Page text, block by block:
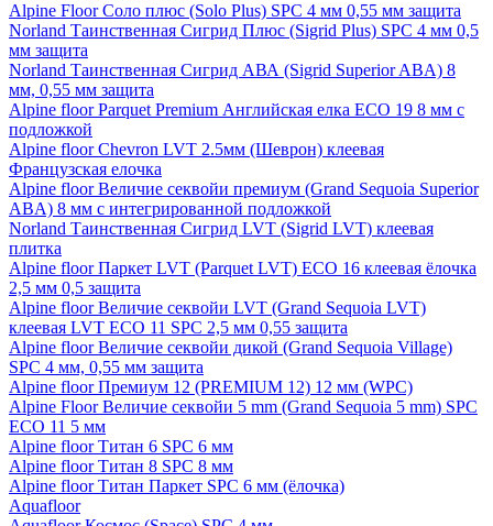
Alpine Floor Соло плюс (Solo Plus) SPC 4 мм 0,55 мм защита
Norland Таинственная Сигрид Плюс (Sigrid Plus) SPC 4 мм 0,5
мм защита
Norland Таинственная Сигрид АВА (Sigrid Superior ABA) 8
мм, 0,55 мм защита
Alpine floor Parquet Premium Английская елка ECO 19 8 мм с
подложкой
Alpine floor Chevron LVT 2.5мм (Шеврон) клеевая
Французская елочка
Alpine floor Величие секвойи премиум (Grand Sequoia Superior
ABA) 8 мм с интегрированной подложкой
Norland Таинственная Сигрид LVT (Sigrid LVT) клеевая
плитка
Alpine floor Паркет LVT (Parquet LVT) ECO 16 клеевая ёлочка
2,5 мм 0,5 защита
Alpine floor Величие секвойи LVT (Grand Sequoia LVT)
клеевая LVT ECO 11 SPC 2,5 мм 0,55 защита
Alpine floor Величие секвойи дикой (Grand Sequoia Village)
SPC 4 мм, 0,55 мм защита
Alpine floor Премиум 12 (PREMIUM 12) 12 мм (WPC)
Alpine Floor Величие секвойи 5 mm (Grand Sequoia 5 mm) SPC
ECO 11 5 мм
Alpine floor Титан 6 SPC 6 мм
Alpine floor Титан 8 SPC 8 мм
Alpine floor Титан Паркет SPC 6 мм (ёлочка)
Aquafloor